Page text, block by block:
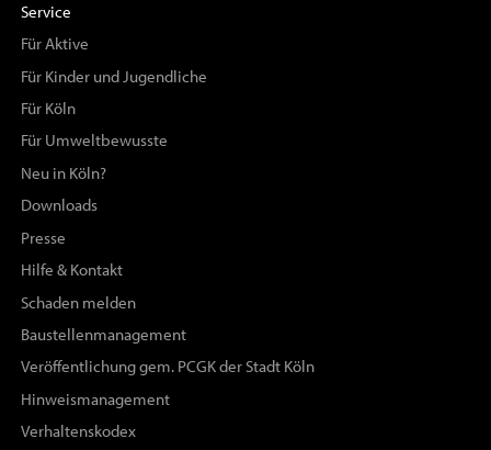
Service
Für Aktive
Für Kinder und Jugendliche
Für Köln
Für Umweltbewusste
Neu in Köln?
Downloads
Presse
Hilfe & Kontakt
Schaden melden
Baustellenmanagement
Veröffentlichung gem. PCGK der Stadt Köln
Hinweismanagement
Verhaltenskodex